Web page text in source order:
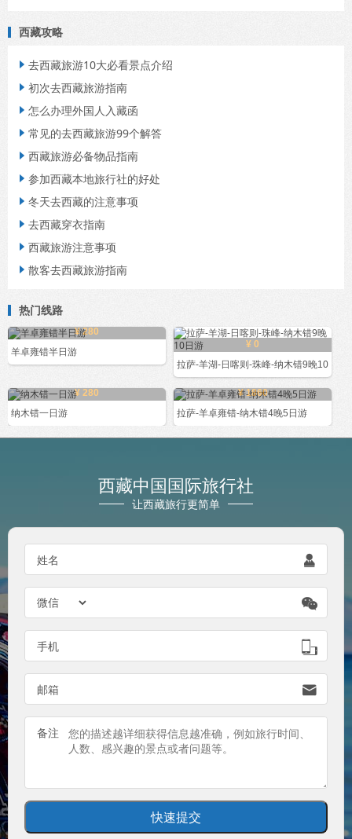
西藏攻略
 去西藏旅游10大必看景点介绍
 初次去西藏旅游指南
 怎么办理外国人入藏函
 常见的去西藏旅游99个解答
 西藏旅游必备物品指南
 参加西藏本地旅行社的好处
 冬天去西藏的注意事项
 去西藏穿衣指南
 西藏旅游注意事项
 散客去西藏旅游指南
热门线路
¥ 280
羊卓雍错半日游
¥ 0
拉萨-羊湖-日喀则-珠峰-纳木错9晚10
¥ 280
纳木错一日游
¥ 1860
拉萨-羊卓雍错-纳木错4晚5日游
西藏中国国际旅行社
让西藏旅行更简单
姓名 

手机 
邮箱 
备注